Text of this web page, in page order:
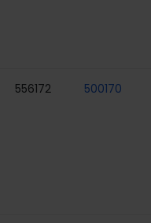
556172 500170